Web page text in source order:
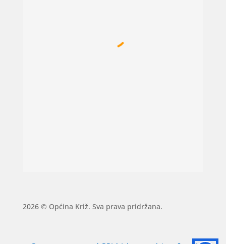
2026 © Općina Križ. Sva prava pridržana.